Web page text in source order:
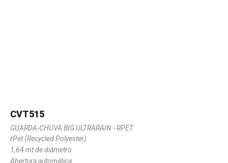
CVT515
GUARDA-CHUVA BIG ULTRARAIN - RPET
rPet (Recycled Polyester)
1,64 mt de diâmetro
Abertura automática